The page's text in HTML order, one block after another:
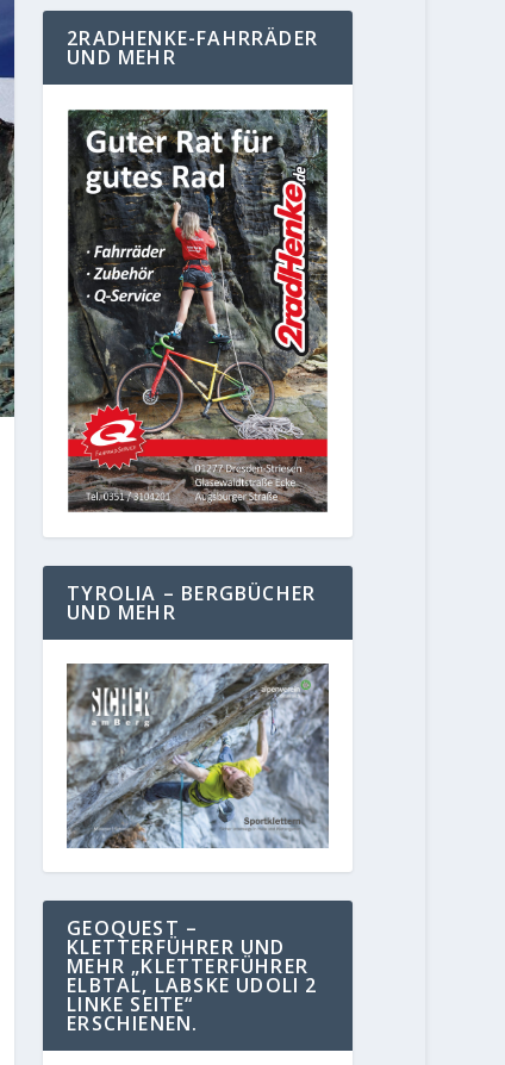
2RADHENKE-FAHRRÄDER
UND MEHR
TYROLIA – BERGBÜCHER
UND MEHR
GEOQUEST –
KLETTERFÜHRER UND
MEHR „KLETTERFÜHRER
ELBTAL, LABSKE UDOLI 2
LINKE SEITE“
ERSCHIENEN.